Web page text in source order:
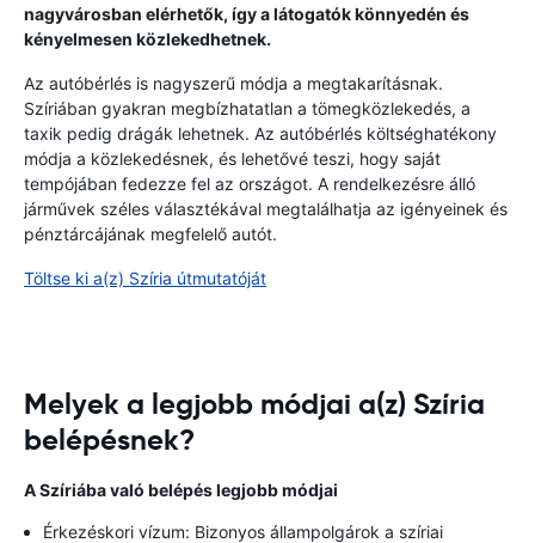
nagyvárosban elérhetők, így a látogatók könnyedén és
kényelmesen közlekedhetnek.
Az autóbérlés is nagyszerű módja a megtakarításnak.
Szíriában gyakran megbízhatatlan a tömegközlekedés, a
taxik pedig drágák lehetnek. Az autóbérlés költséghatékony
módja a közlekedésnek, és lehetővé teszi, hogy saját
tempójában fedezze fel az országot. A rendelkezésre álló
járművek széles választékával megtalálhatja az igényeinek és
pénztárcájának megfelelő autót.
Töltse ki a(z) Szíria útmutatóját
Melyek a legjobb módjai a(z) Szíria
belépésnek?
A Szíriába való belépés legjobb módjai
Érkezéskori vízum: Bizonyos állampolgárok a szíriai